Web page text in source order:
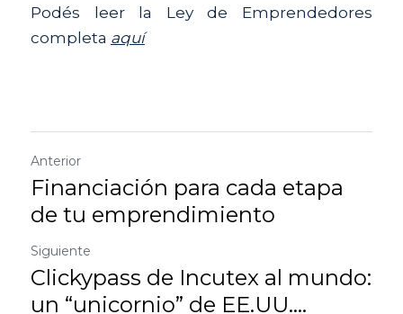
Podés leer la Ley de Emprendedores
completa aquí
Anterior
Financiación para cada etapa
de tu emprendimiento
Siguiente
Clickypass de Incutex al mundo:
un “unicornio” de EE.UU....